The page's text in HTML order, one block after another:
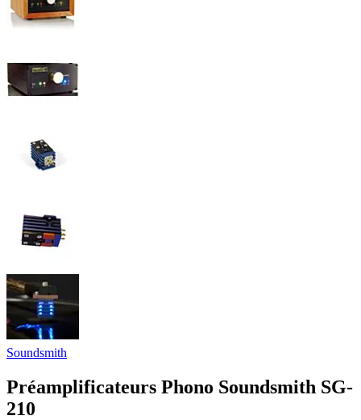
Soundsmith
Préamplificateurs Phono Soundsmith SG-
210